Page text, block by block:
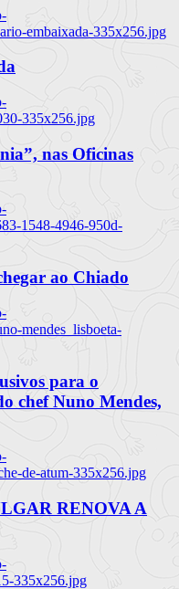
embaixada-335x256.jpg
335x256.jpg
nas Oficinas
1548-4946-950d-
ao Chiado
mendes_lisboeta-
para o
chef Nuno Mendes,
de-atum-335x256.jpg
RENOVA A
335x256.jpg